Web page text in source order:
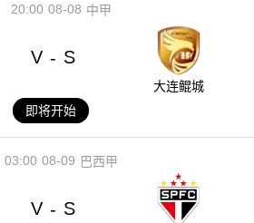
08-08
20:00 中甲
V - S
大连鲲城
即将开始
08-09
03:00 巴西甲
V - S